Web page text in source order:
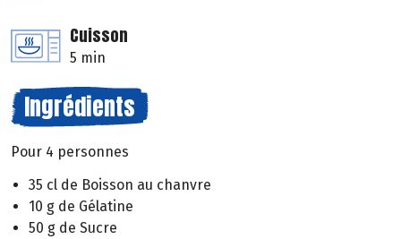
Cuisson
5 min
Ingrédients
Pour 4 personnes
35 cl de Boisson au chanvre
10 g de Gélatine
50 g de Sucre